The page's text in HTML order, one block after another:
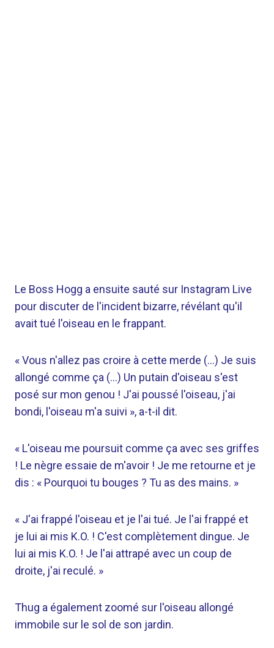
Le Boss Hogg a ensuite sauté sur Instagram Live
pour discuter de l'incident bizarre, révélant qu'il
avait tué l'oiseau en le frappant.
« Vous n'allez pas croire à cette merde (…) Je suis
allongé comme ça (…) Un putain d'oiseau s'est
posé sur mon genou ! J'ai poussé l'oiseau, j'ai
bondi, l'oiseau m'a suivi », a-t-il dit.
« L'oiseau me poursuit comme ça avec ses griffes
! Le nègre essaie de m'avoir ! Je me retourne et je
dis : « Pourquoi tu bouges ? Tu as des mains. »
« J'ai frappé l'oiseau et je l'ai tué. Je l'ai frappé et
je lui ai mis K.O. ! C'est complètement dingue. Je
lui ai mis K.O. ! Je l'ai attrapé avec un coup de
droite, j'ai reculé. »
Thug a également zoomé sur l'oiseau allongé
immobile sur le sol de son jardin.